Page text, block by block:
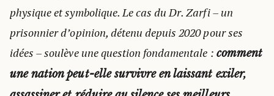
physique et symbolique. Le cas du Dr. Zarfi – un
prisonnier d’opinion, détenu depuis 2020 pour ses
idées – soulève une question fondamentale : comment
une nation peut-elle survivre en laissant exiler,